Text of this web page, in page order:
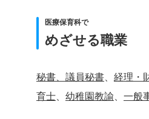
医療保育科で
めざせる職業
秘書、議員秘書 経理・
育士
幼稚園教諭 一般